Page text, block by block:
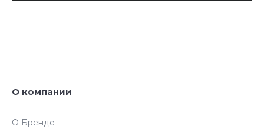
О компании
О Бренде